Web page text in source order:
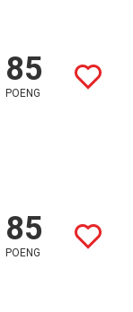
85
POENG
85
POENG